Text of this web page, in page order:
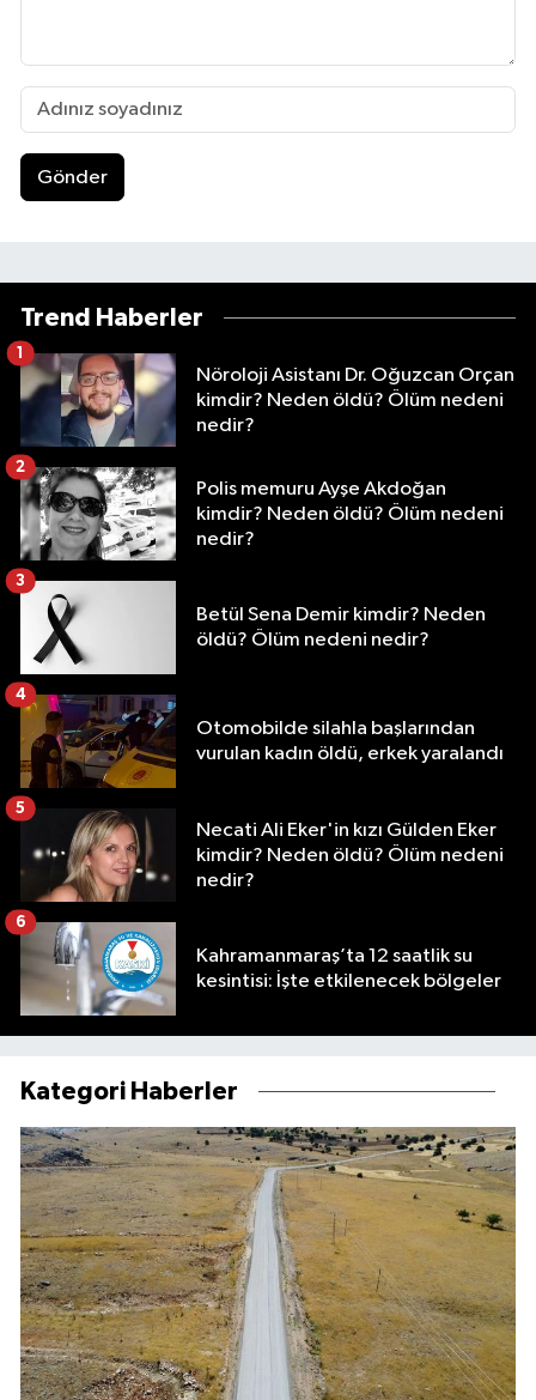
Gönder
Trend Haberler
Nöroloji Asistanı Dr. Oğuzcan Orçan
kimdir? Neden öldü? Ölüm nedeni
nedir?
1
Polis memuru Ayşe Akdoğan
kimdir? Neden öldü? Ölüm nedeni
nedir?
2
Betül Sena Demir kimdir? Neden
öldü? Ölüm nedeni nedir?
3
Otomobilde silahla başlarından
vurulan kadın öldü, erkek yaralandı
4
Necati Ali Eker'in kızı Gülden Eker
kimdir? Neden öldü? Ölüm nedeni
nedir?
5
Kahramanmaraş’ta 12 saatlik su
kesintisi: İşte etkilenecek bölgeler
6
Kategori Haberler